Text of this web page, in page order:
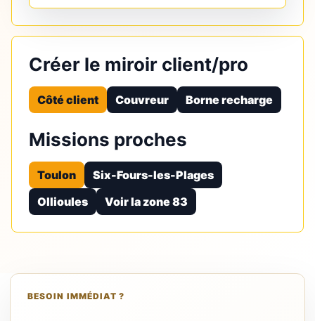
Créer le miroir client/pro
Côté client Couvreur Borne recharge
Missions proches
Toulon
Six-Fours-les-Plages
Ollioules
Voir la zone 83
BESOIN IMMÉDIAT ?